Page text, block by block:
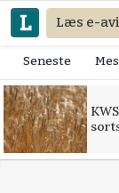
Læs e-
Seneste